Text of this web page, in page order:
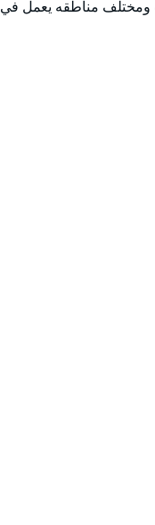
ومختلف مناطقه يعمل في